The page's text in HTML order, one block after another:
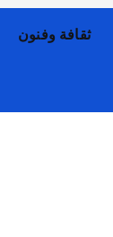
ثقافة وفنون